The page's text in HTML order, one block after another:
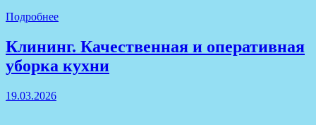
Подробнее
Клининг. Качественная и оперативная
уборка кухни
19.03.2026